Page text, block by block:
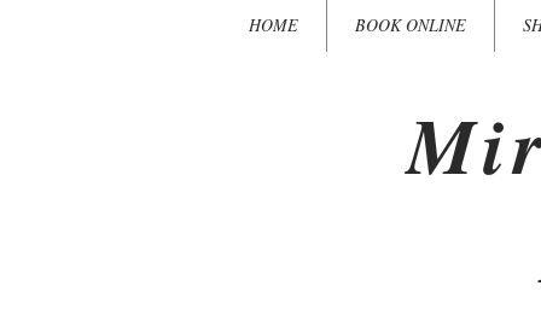
HOME BOOK ONLINE